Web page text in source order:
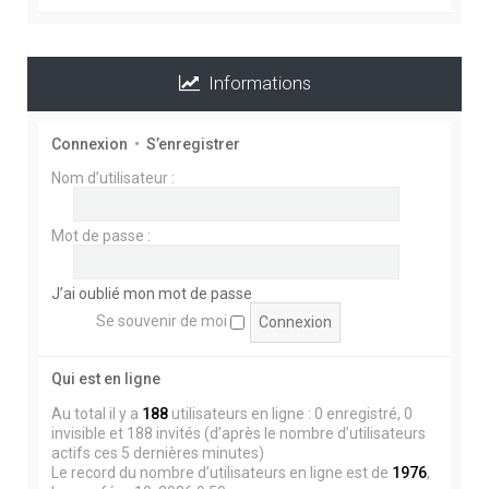
BONJOUR A TOUS ,
EVITEZ DE CLIQUER SUR LES MESSAGES QUI NE
POUR NE PAS PERDRE VOTRE TEMPS ET
SOLUTION ..
En haut à gauche au dessus du Chat , accès rapide
, messages non lus, puis cliquer sur Marquer tout
messages indésirables .....
Informations
Connexion • S’enregistrer
Nom d’utilisateur :
Mot de passe :
J’ai oublié mon mot de passe
Se souvenir de moi
Qui est en ligne
Au total il y a 188 utilisateurs en ligne : 0 enregistré, 0
invisible et 188 invités (d’après le nombre d’utilisateurs
actifs ces 5 dernières minutes)
Le record du nombre d’utilisateurs en ligne est de 1976,